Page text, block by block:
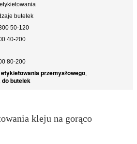
butelek
50-120
40-200
80-200
przemysłowego,
butelek
kleju na gorąco